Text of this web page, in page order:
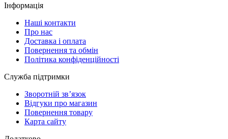
Інформація
Наші контакти
Про нас
Доставка і оплата
Повернення та обмін
Політика конфіденційності
Служба підтримки
Зворотній зв’язок
Відгуки про магазин
Повернення товару
Карта сайту